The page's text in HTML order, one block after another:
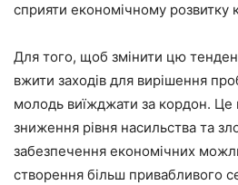
сприяти економічному розвитку
Для того, щоб змінити цю
вжити заходів для вирішення
молодь виїжджати за кордон. Це
зниження рівня насильства та
забезпечення економічних
створення більш привабливого